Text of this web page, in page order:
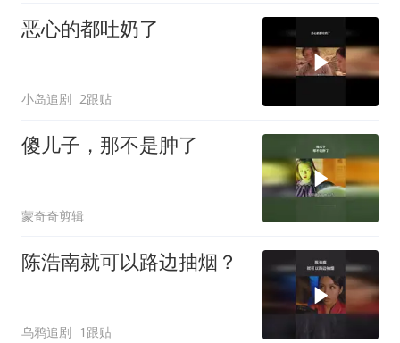
恶心的都吐奶了
小岛追剧 2跟贴
傻儿子，那不是肿了
蒙奇奇剪辑
陈浩南就可以路边抽烟？
乌鸦追剧 1跟贴